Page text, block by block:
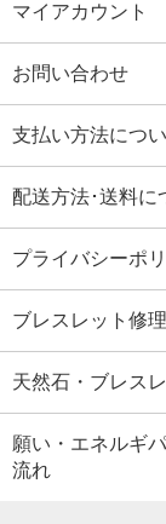
マイアカウント
お問い合わせ
支払い方法につ
配送方法･送料に
プライバシーポ
ブレスレット修
天然石・ブレス
願い・エネルギ
流れ